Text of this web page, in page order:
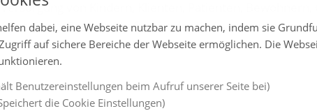
von Kindern, Klienten, Patienten,
Kreuz-Gemeinschaften ist der Kreisverband einer
dabei, eine Webseite nutzbar zu machen, indem sie
auf sichere Bereiche der Webseite ermöglichen. Die
Benutzereinstellungen beim Aufruf unserer Seite bei)
die Cookie Einstellungen)